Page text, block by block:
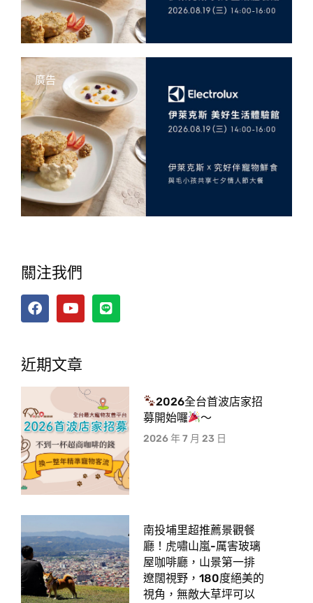
廣告
關注我們
近期文章
2026全台首波店家招
募開始囉
～
2026 年 7 月 23 日
南投埔里超推薦景觀餐
廳！虎嘯山嵐-厲害玻璃
屋咖啡廳，山景第一排
遼闊視野，180度絕美的
視角，無敵大草坪可以